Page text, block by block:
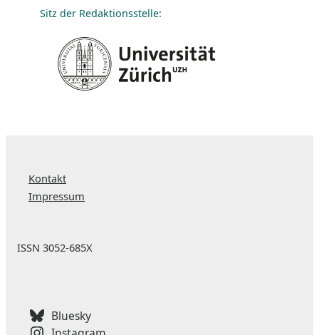
Sitz der Redaktionsstelle:
Kontakt
Impressum
ISSN 3052-685X
Bluesky